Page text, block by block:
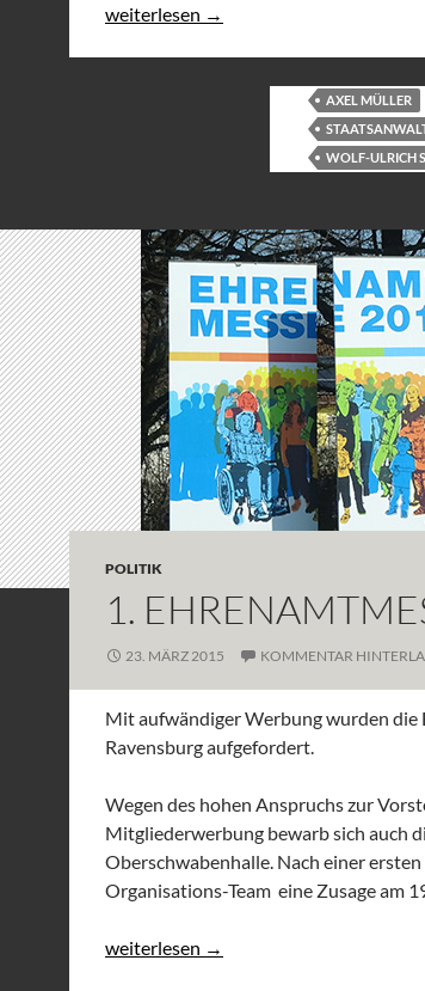
Buchvorstellung – Täter, Helfer,
weiterlesen →
AXEL MÜLLER
WOLF-ULRICH
POLITIK
1.
23. MÄRZ 2015 KOMMENTAR
Mit aufwändiger Werbung wurden die
Ravensburg aufgefordert.
Wegen des hohen Anspruchs zur
Mitgliederwerbung bewarb sich auch
Oberschwabenhalle. Nach einer
Organisations-Team eine Zusage am
1. Ehrenamtmesse Ravensburg
weiterlesen →